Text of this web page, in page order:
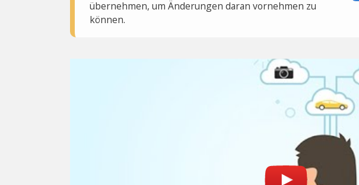
übernehmen, um Änderungen daran vornehmen zu
können.